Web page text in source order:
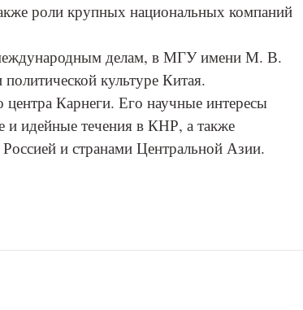
роли крупных национальных компаний
делам, в МГУ имени М. В.
культуре Китая.
Карнеги. Его научные интересы
и идейные течения в КНР, а также
и странами Центральной Азии.